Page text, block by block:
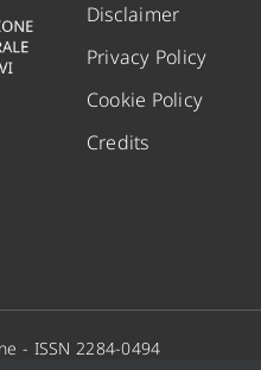
Disclaimer
Privacy Policy
Cookie Policy
Credits
- ISSN 2284-0494